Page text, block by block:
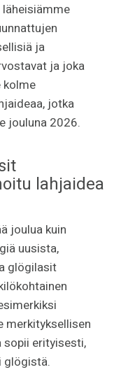
ja
ja joka
kolme
jotka
jouluna 2026.
lahjaidea
joulua kuin
uusista,
glögilasit
merkityksellisen
sopii erityisesti,
glögistä.